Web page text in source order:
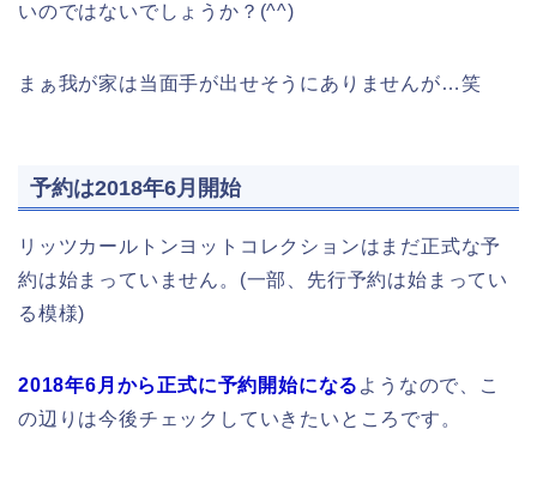
いのではないでしょうか？(^^)
まぁ我が家は当面手が出せそうにありませんが…笑
予約は2018年6月開始
リッツカールトンヨットコレクションはまだ正式な予
約は始まっていません。(一部、先行予約は始まってい
る模様)
2018年6月から正式に予約開始になる ようなので、こ
の辺りは今後チェックしていきたいところです。